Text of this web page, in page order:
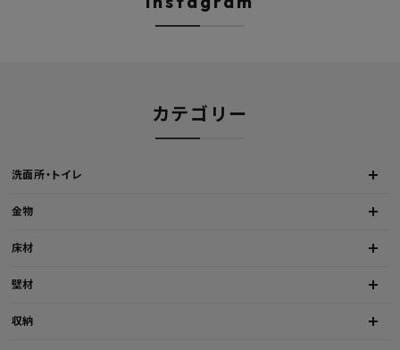
カテゴリー
洗面所・トイレ
金物
床材
壁材
収納